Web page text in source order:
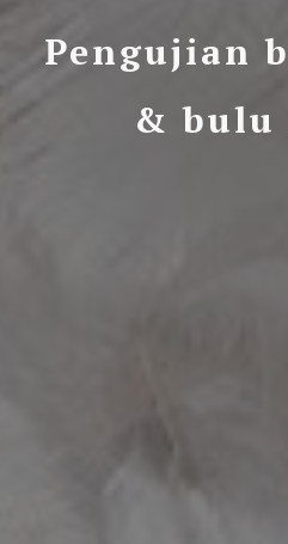
Pengujian
& bulu